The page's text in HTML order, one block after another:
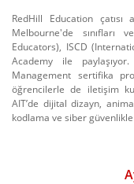
RedHill Education
Melbourne'de sınıfları
Educators), ISCD
Academy ile
Management sertifika
öğrencilerle de iletişim
AIT’de dijital dizayn,
kodlama ve siber